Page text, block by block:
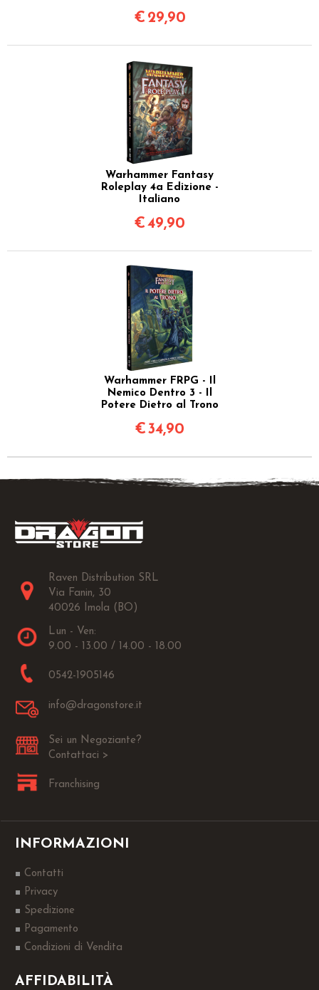
€ 29,90
Warhammer Fantasy
Roleplay 4a Edizione -
Italiano
€49,90
Warhammer FRPG - Il
Nemico Dentro 3 - Il
Potere Dietro al Trono
€34,90
Raven Distribution SRL
Via Fanin, 30
40026 Imola (BO)
Lun - Ven:
9.00 - 13.00 / 14.00 - 18.00
0542-1905146
info@dragonstore.it
Sei un Negoziante?
Contattaci >
Franchising
INFORMAZIONI
Contatti
Privacy
Spedizione
Pagamento
Condizioni di Vendita
AFFIDABILITÀ